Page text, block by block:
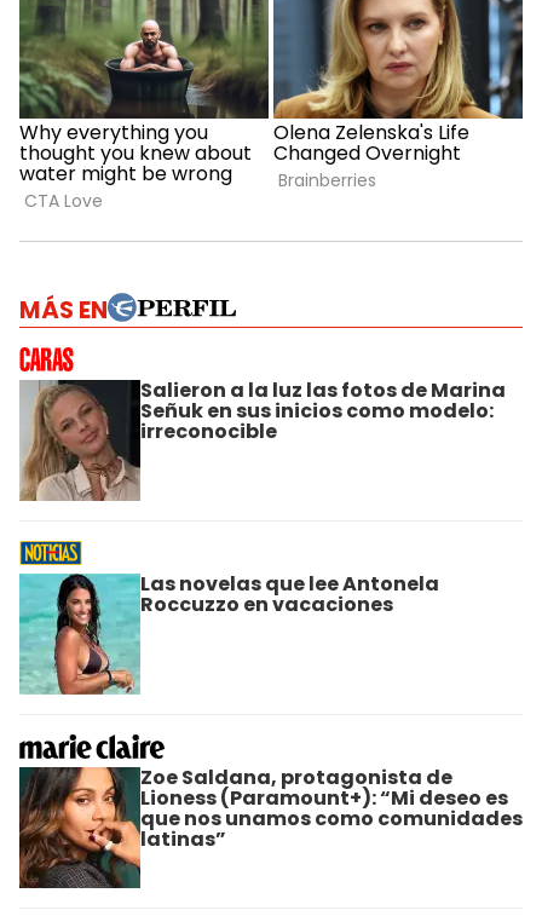
MÁS EN
Salieron a la luz las fotos de Marina
Señuk en sus inicios como modelo:
irreconocible
Las novelas que lee Antonela
Roccuzzo en vacaciones
Zoe Saldana, protagonista de
Lioness (Paramount+): “Mi deseo es
que nos unamos como comunidades
latinas”